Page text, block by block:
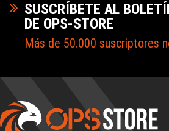
SUSCRÍBETE AL
DE OPS-STORE
Más de 50.000 suscriptores